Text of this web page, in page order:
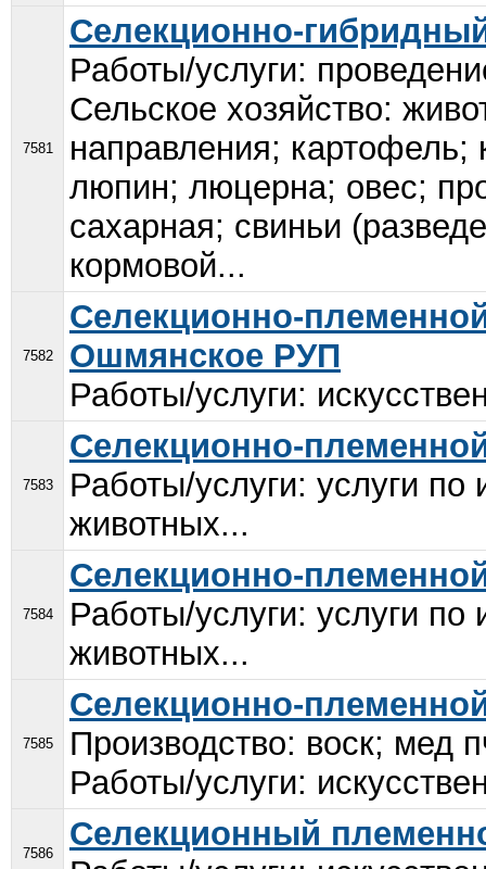
7581
Селекционно-
Работы/услуги:
Сельское хозяйство:
направления; картофель;
люпин; люцерна; овес;
сахарная; свиньи
кормовой...
7582
Селекционно-
Ошмянское РУП
Работы/услуги:
7583
Селекционно-
Работы/услуги: услуги
животных...
7584
Селекционно-
Работы/услуги: услуги
животных...
7585
Селекционно-
Производство: воск; мед
Работы/услуги:
7586
Селекционный